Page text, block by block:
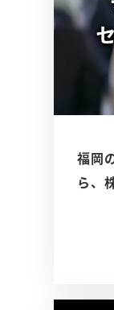
福岡
ら、